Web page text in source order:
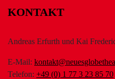
KONTAKT
Andreas Erfurth und Kai
E-Mail:
Telefon: +49 (0) 1 77 3 23 85 70